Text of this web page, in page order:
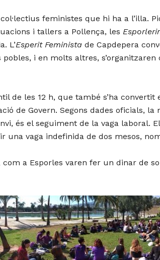
feministes que hi ha a l’illa.
i tallers a Pollença, les
L’Esperit Feminista de Capdepera
i en molts altres,
de les 12 h, que també s’ha convertit
de Govern. Segons dades oficials, la
és el seguiment de la vaga laboral.
vaga indefinida de dos mesos,
a Esporles varen fer un dinar de